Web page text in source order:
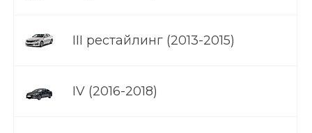
III рестайлинг (2013-2015)
IV (2016-2018)